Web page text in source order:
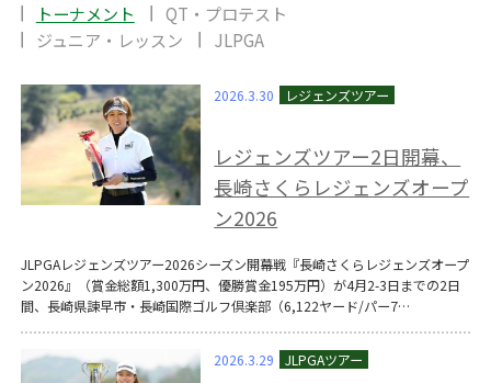
トーナメント
QT・プロテスト
ジュニア・レッスン
JLPGA
2026.3.30
レジェンズツアー2日開幕、
長崎さくらレジェンズオープ
ン2026
JLPGAレジェンズツアー2026シーズン開幕戦『長崎さくらレジェンズオープ
ン2026』（賞金総額1,300万円、優勝賞金195万円）が4月2-3日までの2日
間、長崎県諫早市・長崎国際ゴルフ倶楽部（6,122ヤード/パー7…
2026.3.29